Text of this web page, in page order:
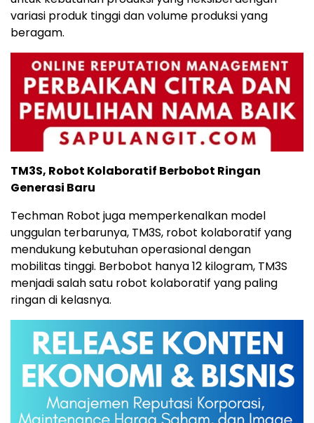
variasi produk tinggi dan volume produksi yang
beragam.
TM3S, Robot Kolaboratif Berbobot Ringan
Generasi Baru
Techman Robot juga memperkenalkan model
unggulan terbarunya, TM3S, robot kolaboratif yang
mendukung kebutuhan operasional dengan
mobilitas tinggi. Berbobot hanya 12 kilogram, TM3S
menjadi salah satu robot kolaboratif yang paling
ringan di kelasnya.